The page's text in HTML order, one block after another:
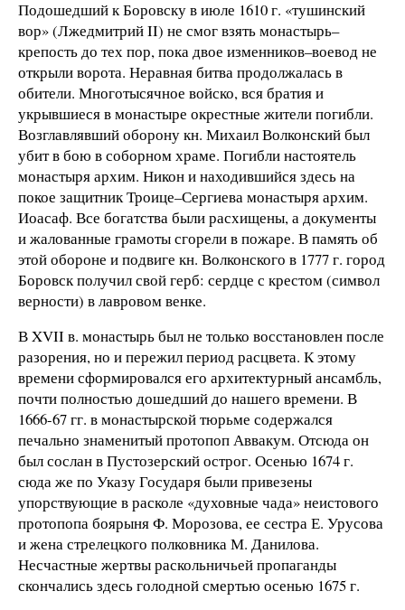
Подошедший к Боровску в июле 1610 г. «тушинский
вор» (Лжедмитрий II) не смог взять монастырь–
крепость до тех пор, пока двое изменников–воевод не
открыли ворота. Неравная битва продолжалась в
обители. Многотысячное войско, вся братия и
укрывшиеся в монастыре окрестные жители погибли.
Возглавлявший оборону кн. Михаил Волконский был
убит в бою в соборном храме. Погибли настоятель
монастыря архим. Никон и находившийся здесь на
покое защитник Троице–Сергиева монастыря архим.
Иоасаф. Все богатства были расхищены, а документы
и жалованные грамоты сгорели в пожаре. В память об
этой обороне и подвиге кн. Волконского в 1777 г. город
Боровск получил свой герб: сердце с крестом (символ
верности) в лавровом венке.
В XVII в. монастырь был не только восстановлен после
разорения, но и пережил период расцвета. К этому
времени сформировался его архитектурный ансамбль,
почти полностью дошедший до нашего времени. В
1666-67 гг. в монастырской тюрьме содержался
печально знаменитый протопоп Аввакум. Отсюда он
был сослан в Пустозерский острог. Осенью 1674 г.
сюда же по Указу Государя были привезены
упорствующие в расколе «духовные чада» неистового
протопопа боярыня Ф. Морозова, ее сестра Е. Урусова
и жена стрелецкого полковника М. Данилова.
Несчастные жертвы раскольничьей пропаганды
скончались здесь голодной смертью осенью 1675 г.